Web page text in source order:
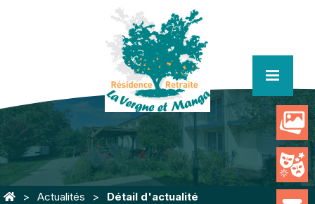
menu
Actualités Détail d'actualité